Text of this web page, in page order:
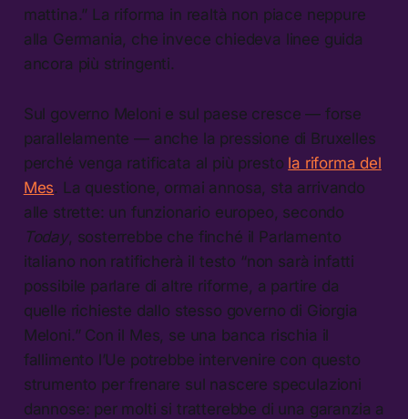
mattina.” La riforma in realtà non piace neppure
alla Germania, che invece chiedeva linee guida
ancora più stringenti.
Sul governo Meloni e sul paese cresce — forse
parallelamente — anche la pressione di Bruxelles
perché venga ratificata al più presto la riforma del
Mes. La questione, ormai annosa, sta arrivando
alle strette: un funzionario europeo, secondo
Today, sosterrebbe che finché il Parlamento
italiano non ratificherà il testo “non sarà infatti
possibile parlare di altre riforme, a partire da
quelle richieste dallo stesso governo di Giorgia
Meloni.” Con il Mes, se una banca rischia il
fallimento l’Ue potrebbe intervenire con questo
strumento per frenare sul nascere speculazioni
dannose: per molti si tratterebbe di una garanzia a